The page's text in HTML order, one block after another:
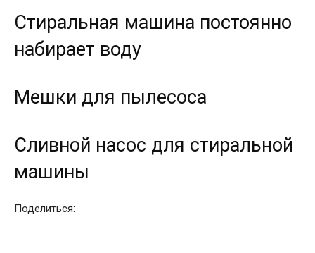
Стиральная машина постоянно
набирает воду
Мешки для пылесоса
Сливной насос для стиральной
машины
Поделиться: